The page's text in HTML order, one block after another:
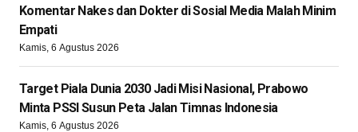
Komentar Nakes dan Dokter di Sosial Media Malah Minim
Empati
Kamis, 6 Agustus 2026
Target Piala Dunia 2030 Jadi Misi Nasional, Prabowo
Minta PSSI Susun Peta Jalan Timnas Indonesia
Kamis, 6 Agustus 2026